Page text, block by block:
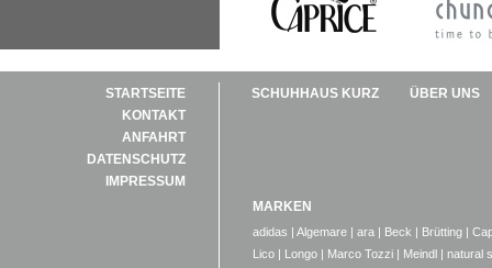
STARTSEITE
KONTAKT
ANFAHRT
DATENSCHUTZ
IMPRESSUM
SCHUHHAUS KURZ ÜBER UNS
MARKEN
adidas | Algemare | ara | Beck | Brütting |
Lico | Longo | Marco Tozzi | Meindl | natural